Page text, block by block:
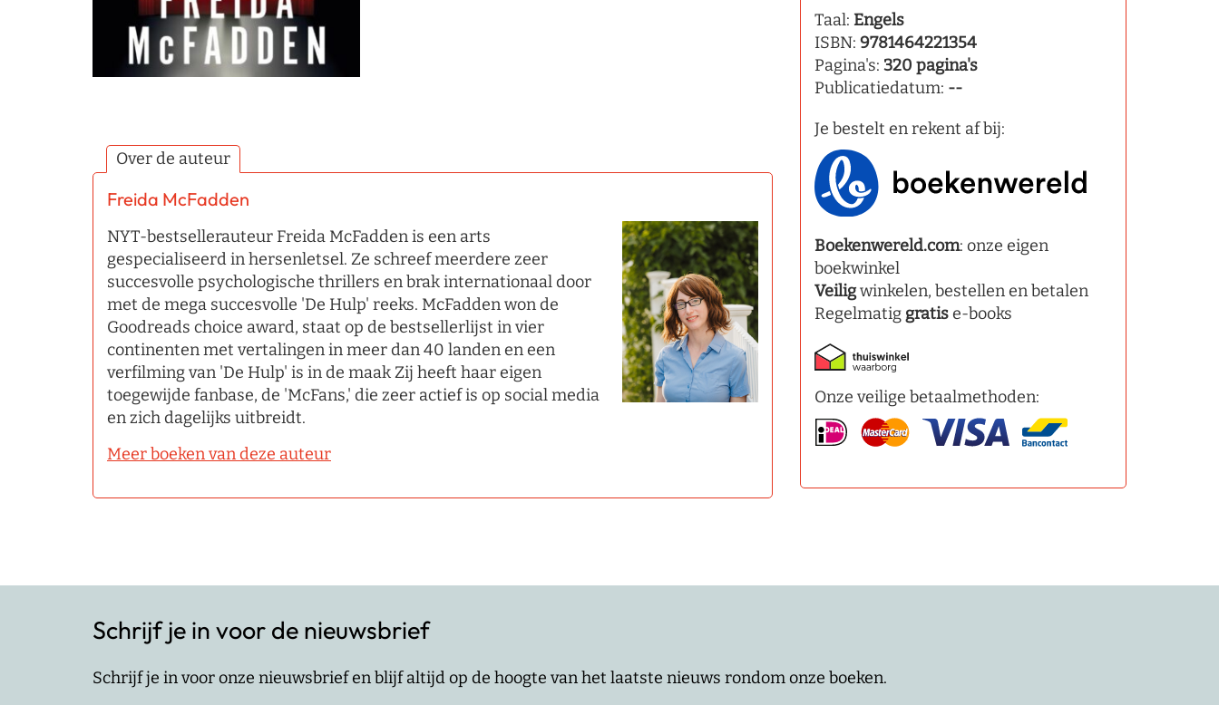
Over de auteur
Freida McFadden
NYT-bestsellerauteur Freida McFadden is een arts
gespecialiseerd in hersenletsel. Ze schreef meerdere zeer
succesvolle psychologische thrillers en brak internationaal door
met de mega succesvolle 'De Hulp' reeks. McFadden won de
Goodreads choice award, staat op de bestsellerlijst in vier
continenten met vertalingen in meer dan 40 landen en een
verfilming van 'De Hulp' is in de maak Zij heeft haar eigen
toegewijde fanbase, de 'McFans,' die zeer actief is op social media
en zich dagelijks uitbreidt.
Meer boeken van deze auteur
Taal: Engels
ISBN: 9781464221354
Pagina's: 320 pagina's
Publicatiedatum: --
Je bestelt en rekent af bij:
Boekenwereld.com: onze eigen
boekwinkel
Veiligwinkelen, bestellen en betalen
Regelmatig gratise-books
Onze veilige betaalmethoden:
Schrijf je in voor de nieuwsbrief
Schrijf je in voor onze nieuwsbrief en blijf altijd op de hoogte van het laatste nieuws rondom onze boeken.